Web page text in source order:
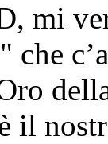
mi
che
il